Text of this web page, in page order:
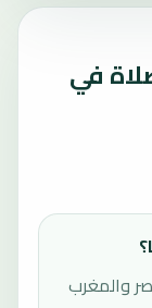
في
والمغرب